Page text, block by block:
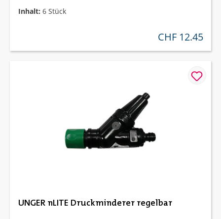
Inhalt: 6 Stück
regulärer preis:
CHF 12.45
UNGER nLITE Druckminderer regelbar